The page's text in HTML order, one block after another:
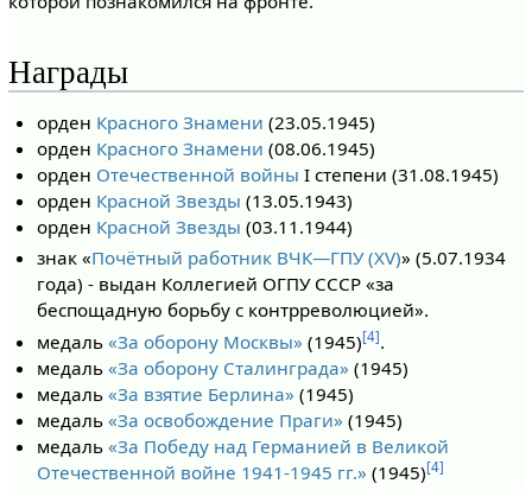
Награды
орден Красного Знамени (23.05.1945)
орден Красного Знамени (08.06.1945)
орден Отечественной войны I степени (31.08.1945)
орден Красной Звезды (13.05.1943)
орден Красной Звезды (03.11.1944)
знак «Почётный работник ВЧК—ГПУ (XV)» (5.07.1934
года) - выдан Коллегией ОГПУ СССР «за
беспощадную борьбу с контрреволюцией».
медаль«За оборону Москвы» (1945)[4].
медаль«За оборону Сталинграда» (1945)
медаль«За взятие Берлина» (1945)
медаль«За освобождение Праги» (1945)
медаль«За Победу над Германией в Великой
Отечественной войне 1941-1945 гг.» (1945)[4]